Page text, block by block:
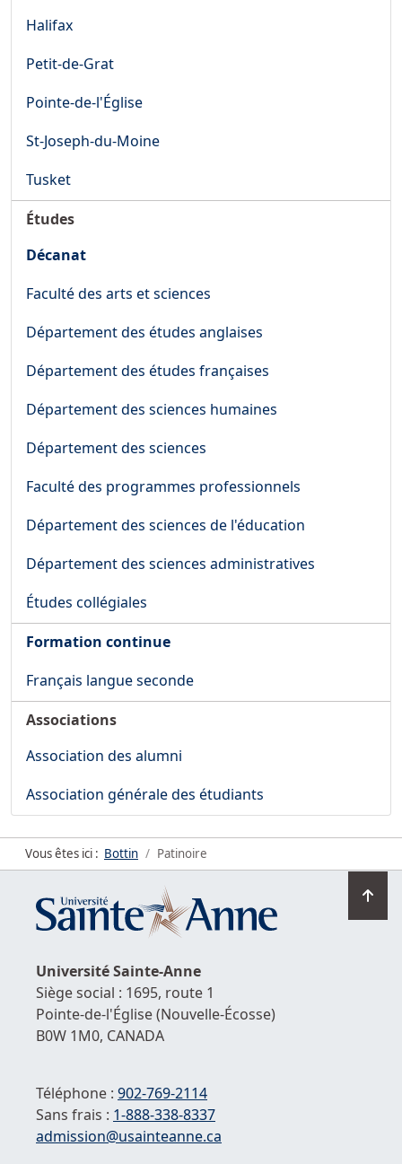
Halifax
Petit-de-Grat
Pointe-de-l'Église
St-Joseph-du-Moine
Tusket
Études
Décanat
Faculté des arts et sciences
Département des études anglaises
Département des études françaises
Département des sciences humaines
Département des sciences
Faculté des programmes professionnels
Département des sciences de l'éducation
Département des sciences administratives
Études collégiales
Formation continue
Français langue seconde
Associations
Association des alumni
Association générale des étudiants
Vous êtes ici : Bottin Patinoire
en
UniversitéSainte-Anne
Siège social : 1695, route 1
Pointe-de-l'Église(Nouvelle-Écosse)
B0W 1M0, CANADA
Téléphone : 902-769-2114
Sans frais : 1-888-338-8337
Courriel :
admission@usainteanne.ca